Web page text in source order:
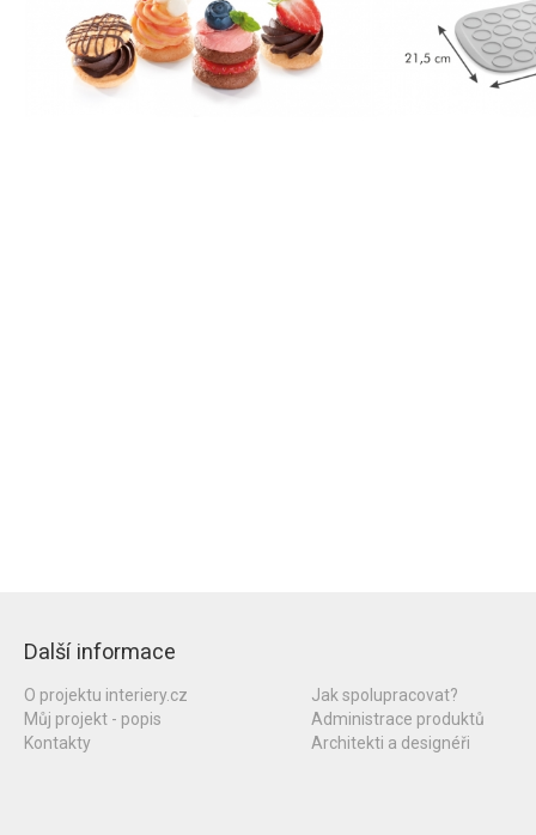
Další informace
O projektu interiery.cz
Můj projekt - popis
Kontakty
Jak spolupracovat?
Administrace produktů
Architekti a designéři